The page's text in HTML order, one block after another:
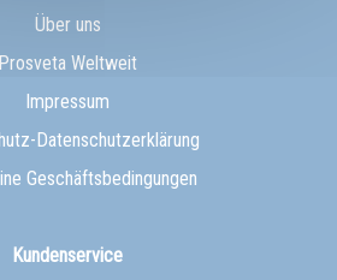
Über uns
Prosveta Weltweit
Impressum
Datenschutzerklärung
Geschäftsbedingungen
Kundenservice